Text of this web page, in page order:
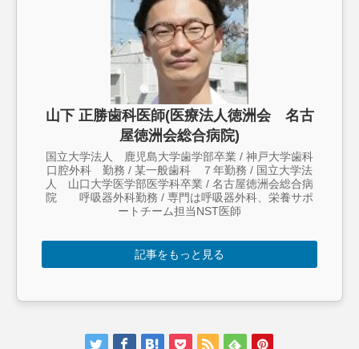
山下 正勝歯科医師(医療法人徳洲会 名古
屋徳洲会総合病院)
国立大学法人 鹿児島大学歯学部卒業 / 神戸大学歯科
口腔外科 勤務 / 某一般歯科 ７年勤務 / 国立大学法
人 山口大学医学部医学科卒業 / 名古屋徳洲会総合病
院 呼吸器外科勤務 / 専門は呼吸器外科、栄養サポ
ートチーム担当NST医師
記事をもっと見る